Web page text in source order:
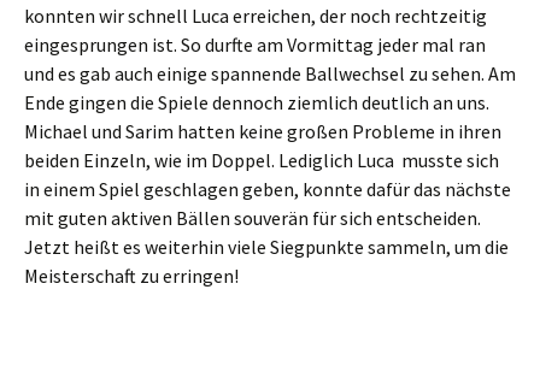
konnten wir schnell Luca erreichen, der noch rechtzeitig
eingesprungen ist. So durfte am Vormittag jeder mal ran
und es gab auch einige spannende Ballwechsel zu sehen. Am
Ende gingen die Spiele dennoch ziemlich deutlich an uns.
Michael und Sarim hatten keine großen Probleme in ihren
beiden Einzeln, wie im Doppel. Lediglich Luca musste sich
in einem Spiel geschlagen geben, konnte dafür das nächste
mit guten aktiven Bällen souverän für sich entscheiden.
Jetzt heißt es weiterhin viele Siegpunkte sammeln, um die
Meisterschaft zu erringen!